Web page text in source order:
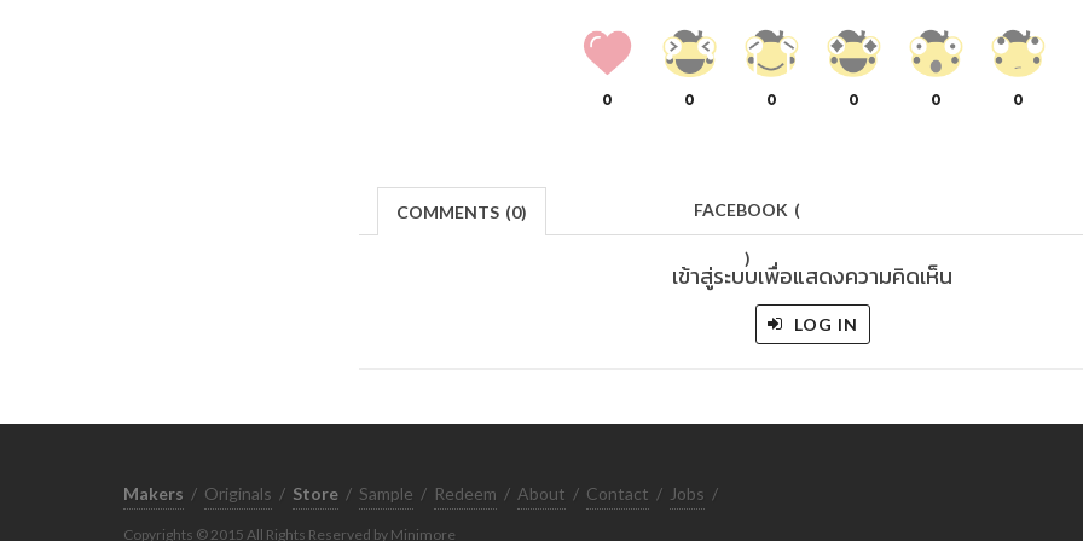
0 0 0 0 0 0
COMMENTS (0) FACEBOOK (
)
เข้าสู่ระบบเพื่อแสดงความคิดเห็น
LOG IN
Makers / Originals / Store / Sample / Redeem / About / Contact / Jobs /
Copyrights © 2015 All Rights Reserved by Minimore